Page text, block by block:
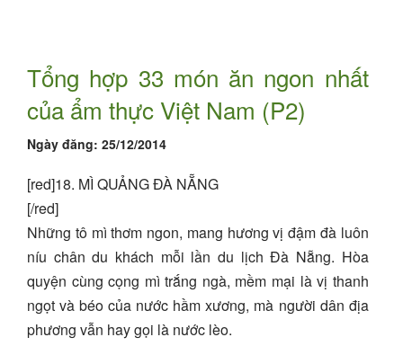
Tổng hợp 33 món ăn ngon nhất
của ẩm thực Việt Nam (P2)
Ngày đăng: 25/12/2014
[red]18. MÌ QUẢNG ĐÀ NẴNG
[/red]
Những tô mì thơm ngon, mang hương vị đậm đà luôn
níu chân du khách mỗi lần du lịch Đà Nẵng. Hòa
quyện cùng cọng mì trắng ngà, mềm mại là vị thanh
ngọt và béo của nước hầm xương, mà người dân địa
phương vẫn hay gọi là nước lèo.